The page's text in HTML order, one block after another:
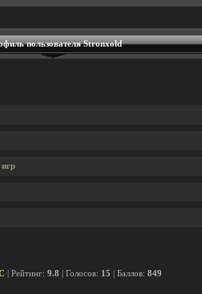
пользователя Stronxold
| Рейтинг: 9.8 | Голосов: 15 | Баллов: 849